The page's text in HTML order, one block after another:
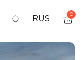
RUS
0